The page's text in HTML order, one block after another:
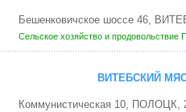
Бешенковичское шоссе 46,
Сельское хозяйство и продовольствие
ВИТЕБСКИЙ
Коммунистическая 10, ПОЛОЦК,